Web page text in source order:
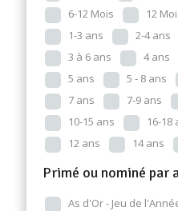
6-12 Mois
12
1-3 ans
2-4 ans
3 à 6 ans
4 ans
5 ans
5 - 8 ans
7 ans
7-9 ans
10-15 ans
16-18
12 ans
14 ans
Primé ou nominé par
As d'Or - Jeu de